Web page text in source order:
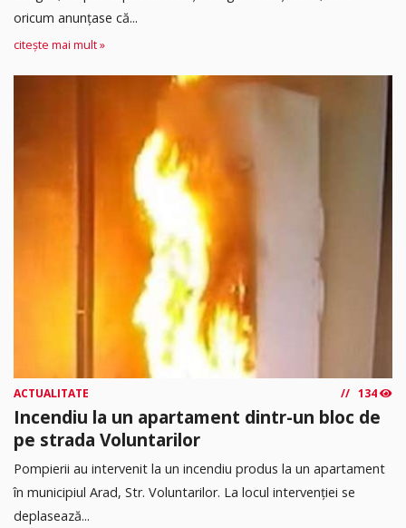
oricum anunțase că...
citește mai mult »
ACTUALITATE 134
Incendiu la un apartament dintr-un bloc de
pe strada Voluntarilor
Pompierii au intervenit la un incendiu produs la un apartament
în municipiul Arad, Str. Voluntarilor. La locul intervenției se
deplasează...